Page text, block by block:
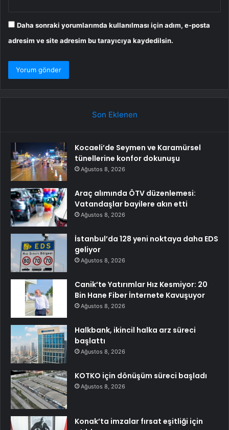
Daha sonraki yorumlarımda kullanılması için adım, e-posta
adresim ve site adresim bu tarayıcıya kaydedilsin.
Son Eklenen
Kocaeli’de Seymen ve Karamürsel
tünellerine konfor dokunuşu
Ağustos 8, 2026
Araç alımında ÖTV düzenlemesi:
Vatandaşlar bayilere akın etti
Ağustos 8, 2026
İstanbul’da 128 yeni noktaya daha EDS
geliyor
Ağustos 8, 2026
Canik’te Yatırımlar Hız Kesmiyor: 20
Bin Hane Fiber İnternete Kavuşuyor
Ağustos 8, 2026
Halkbank, ikincil halka arz süreci
başlattı
Ağustos 8, 2026
KOTKO için dönüşüm süreci başladı
Ağustos 8, 2026
Konak’ta imzalar fırsat eşitliği için